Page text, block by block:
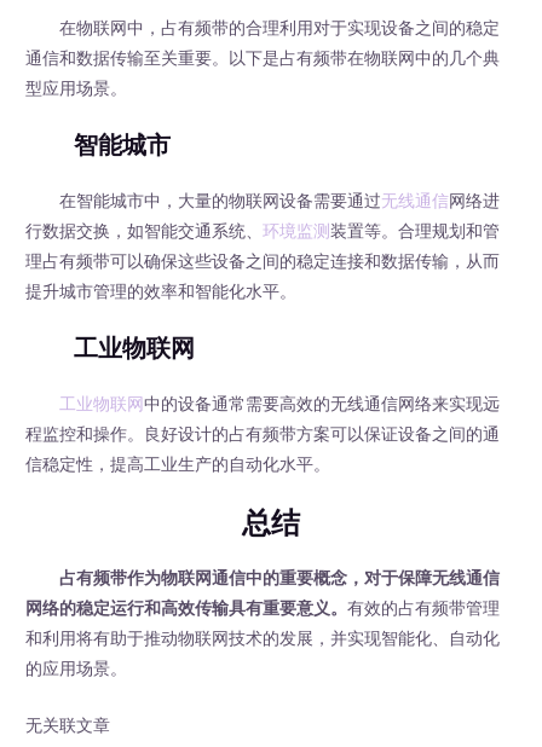
在物联网中，占有频带的合理利用对于实现设备之间的稳定
通信和数据传输至关重要。以下是占有频带在物联网中的几个典
型应用场景。
智能城市
在智能城市中，大量的物联网设备需要通过无线通信网络进
行数据交换，如智能交通系统、环境监测装置等。合理规划和管
理占有频带可以确保这些设备之间的稳定连接和数据传输，从而
提升城市管理的效率和智能化水平。
工业物联网
工业物联网中的设备通常需要高效的无线通信网络来实现远
程监控和操作。良好设计的占有频带方案可以保证设备之间的通
信稳定性，提高工业生产的自动化水平。
总结
占有频带作为物联网通信中的重要概念，对于保障无线通信
网络的稳定运行和高效传输具有重要意义。有效的占有频带管理
和利用将有助于推动物联网技术的发展，并实现智能化、自动化
的应用场景。
无关联文章